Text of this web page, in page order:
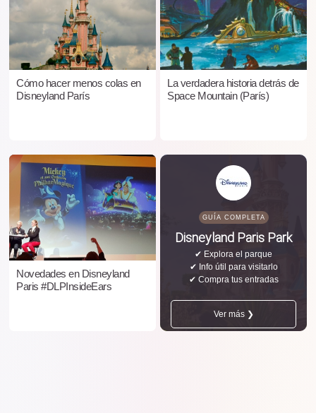
Cómo hacer menos colas en
Disneyland París
La verdadera historia detrás de
Space Mountain (París)
Novedades en Disneyland
Paris #DLPInsideEars
GUÍA COMPLETA
Disneyland Paris Park
✔ Explora el parque
✔ Info útil para visitarlo
✔ Compra tus entradas
Ver más ❯